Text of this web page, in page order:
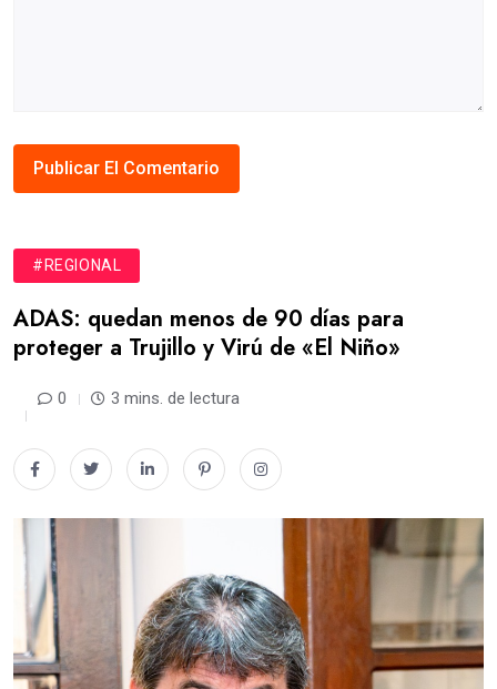
#REGIONAL
ADAS: quedan menos de 90 días para
proteger a Trujillo y Virú de «El Niño»
0 3 mins. de lectura